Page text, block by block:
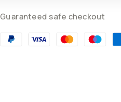
Guaranteed safe checkout